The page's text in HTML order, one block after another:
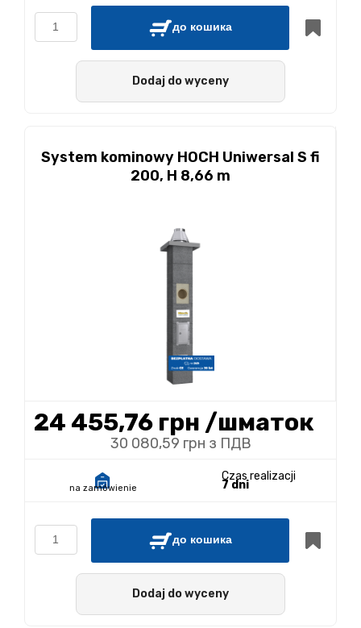
до кошика
Dodaj do wyceny
System kominowy HOCH Uniwersal S fi
200, H 8,66 m
24 455,76 грн /шматок
30 080,59 грн з ПДВ
na zamówienie
Czas realizacji
7 dni
до кошика
Dodaj do wyceny